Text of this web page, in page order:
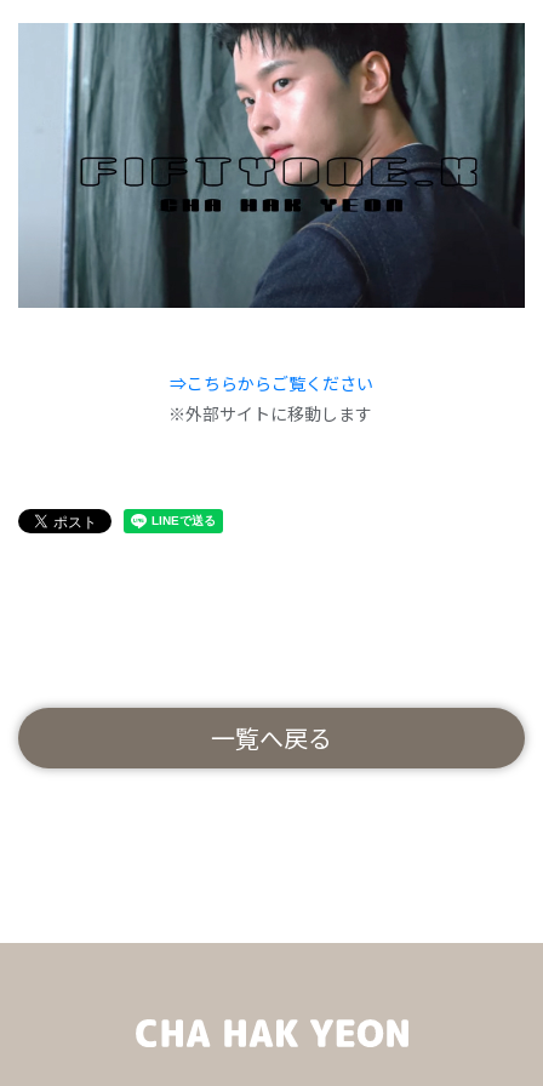
⇒こちらからご覧ください
※外部サイトに移動します
一覧へ戻る